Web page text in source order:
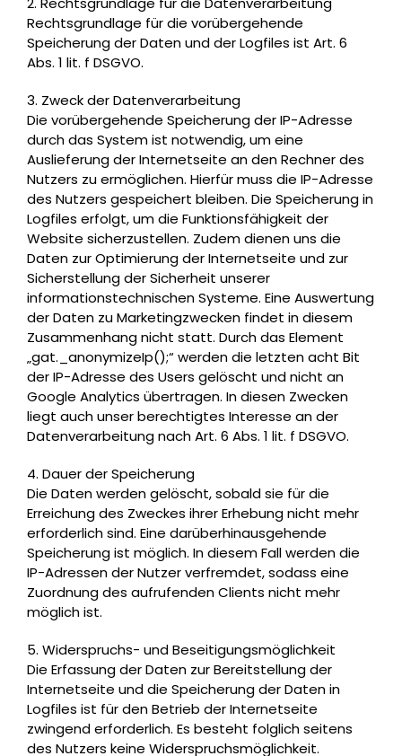
Rechtsgrundlage für die vorübergehende
Speicherung der Daten und der Logfiles ist Art. 6
Abs. 1 lit. f DSGVO.
3. Zweck der Datenverarbeitung
Die vorübergehende Speicherung der IP-Adresse
durch das System ist notwendig, um eine
Auslieferung der Internetseite an den Rechner des
Nutzers zu ermöglichen. Hierfür muss die IP-Adresse
des Nutzers gespeichert bleiben. Die Speicherung in
Logfiles erfolgt, um die Funktionsfähigkeit der
Website sicherzustellen. Zudem dienen uns die
Daten zur Optimierung der Internetseite und zur
Sicherstellung der Sicherheit unserer
informationstechnischen Systeme. Eine Auswertung
der Daten zu Marketingzwecken findet in diesem
Zusammenhang nicht statt. Durch das Element
„gat._anonymizeIp();“ werden die letzten acht Bit
der IP-Adresse des Users gelöscht und nicht an
Google Analytics übertragen. In diesen Zwecken
liegt auch unser berechtigtes Interesse an der
Datenverarbeitung nach Art. 6 Abs. 1 lit. f DSGVO.
4. Dauer der Speicherung
Die Daten werden gelöscht, sobald sie für die
Erreichung des Zweckes ihrer Erhebung nicht mehr
erforderlich sind. Eine darüberhinausgehende
Speicherung ist möglich. In diesem Fall werden die
IP-Adressen der Nutzer verfremdet, sodass eine
Zuordnung des aufrufenden Clients nicht mehr
möglich ist.
5. Widerspruchs- und Beseitigungsmöglichkeit
Die Erfassung der Daten zur Bereitstellung der
Internetseite und die Speicherung der Daten in
Logfiles ist für den Betrieb der Internetseite
zwingend erforderlich. Es besteht folglich seitens
des Nutzers keine Widerspruchsmöglichkeit.